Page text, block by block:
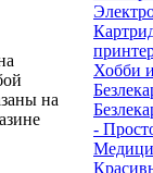
на
Хобби
-